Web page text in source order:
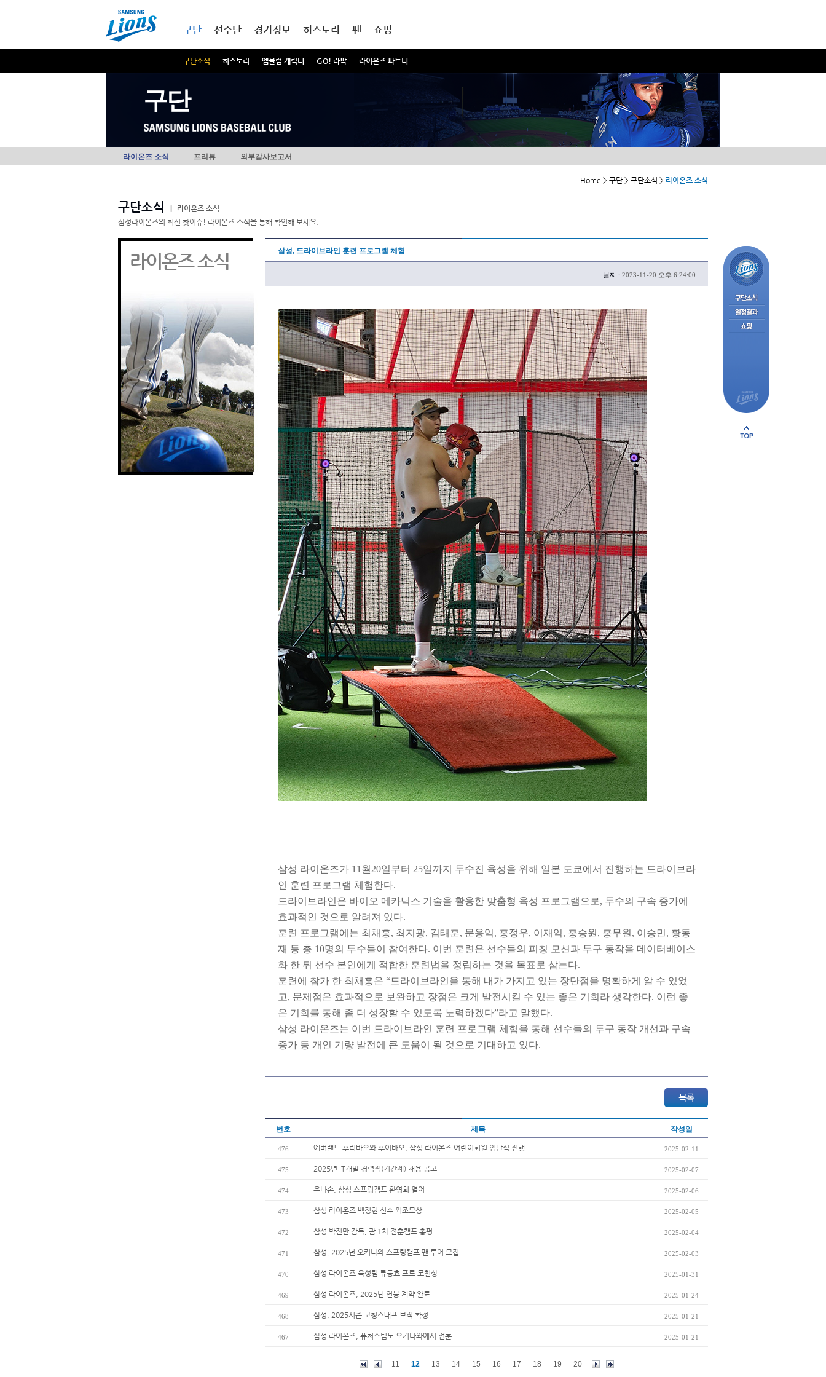
구단
구단소식 히스토리 엠블럼 캐릭터 GO! 라팍 라이온즈 파트너
선수단 경기정보 히스토리 팬 쇼핑
구단
라이온즈 소식 프리뷰 외부감사보고서
Home > 구단 > 구단소식 > 라이온즈 소식
구단소식
라이온즈 소식
삼성라이온즈의 최신 핫이슈! 라이온즈 소식을 통해 확인해 보세요.
라이온즈 소식 삼성, 드라이브라인 훈련 프로그램 체험
날짜 : 2023-11-20 오후 6:24:00
삼성 라이온즈가 11월20일부터 25일까지 투수진 육성을 위해 일본 도쿄에서 진행하는 드라이브라
인 훈련 프로그램 체험한다.
드라이브라인은 바이오 메카닉스 기술을 활용한 맞춤형 육성 프로그램으로, 투수의 구속 증가에
효과적인 것으로 알려져 있다.
훈련 프로그램에는 최채흥, 최지광, 김태훈, 문용익, 홍정우, 이재익, 홍승원, 홍무원, 이승민, 황동
재 등 총 10명의 투수들이 참여한다. 이번 훈련은 선수들의 피칭 모션과 투구 동작을 데이터베이스
화 한 뒤 선수 본인에게 적합한 훈련법을 정립하는 것을 목표로 삼는다.
훈련에 참가 한 최채흥은 “드라이브라인을 통해 내가 가지고 있는 장단점을 명확하게 알 수 있었
고, 문제점은 효과적으로 보완하고 장점은 크게 발전시킬 수 있는 좋은 기회라 생각한다. 이런 좋
은 기회를 통해 좀 더 성장할 수 있도록 노력하겠다”라고 말했다.
삼성 라이온즈는 이번 드라이브라인 훈련 프로그램 체험을 통해 선수들의 투구 동작 개선과 구속
증가 등 개인 기량 발전에 큰 도움이 될 것으로 기대하고 있다.
번호 제목 작성일
476 에버랜드 후리바오와 후이바오, 삼성 라이온즈 어린이회원 입단식 진행 2025-02-11
475 2025년 IT개발 경력직(기간제) 채용 공고 2025-02-07
474 온나손, 삼성 스프링캠프 환영회 열어 2025-02-06
473 삼성 라이온즈 백정현 선수 외조모상 2025-02-05
472 삼성 박진만 감독, 괌 1차 전훈캠프 총평 2025-02-04
471 삼성, 2025년 오키나와 스프링캠프 팬 투어 모집 2025-02-03
470 삼성 라이온즈 육성팀 류동효 프로 모친상 2025-01-31
469 삼성 라이온즈, 2025년 연봉 계약 완료 2025-01-24
468 삼성, 2025시즌 코칭스태프 보직 확정 2025-01-21
467 삼성 라이온즈, 퓨처스팀도 오키나와에서 전훈 2025-01-21
11 12 13 14 15 16 17 18 19 20